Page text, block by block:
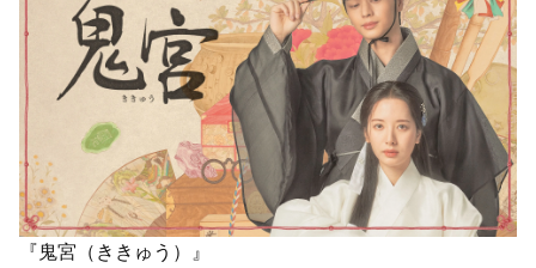
『鬼宮（ききゅう）』